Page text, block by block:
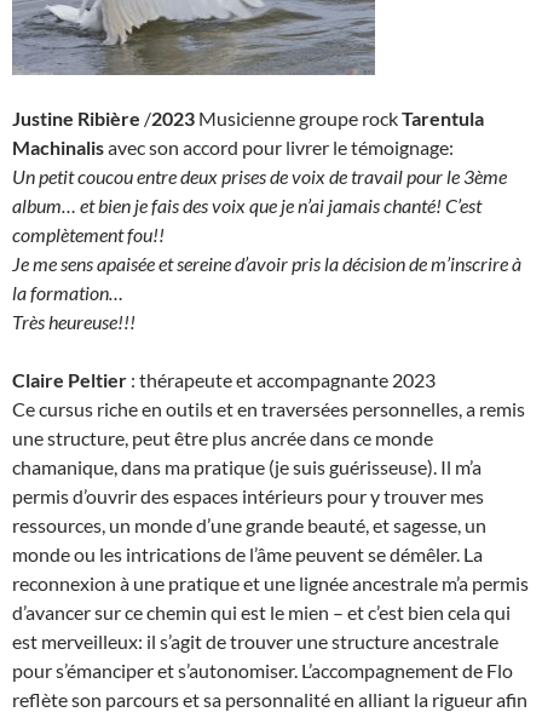
Justine Ribière /2023 Musicienne groupe rockTarentula
Machinalisavec son accord pour livrer le témoignage:
Un petit coucou entre deux prises de voix de travail pour le 3ème
album… et bien je fais des voix que je n’ai jamais chanté! C’est
complètement fou!!
Je me sens apaisée et sereine d’avoir pris la décision de m’inscrire à
la formation…
Très heureuse!!!
Claire Peltier : thérapeute et accompagnante 2023
Ce cursus riche en outils et en traversées personnelles, a remis
une structure, peut être plus ancrée dans ce monde
chamanique, dans ma pratique (je suis guérisseuse). Il m’a
permis d’ouvrir des espaces intérieurs pour y trouver mes
ressources, un monde d’une grande beauté, et sagesse, un
monde ou les intrications de l’âme peuvent se démêler. La
reconnexion à une pratique et une lignée ancestrale m’a permis
d’avancer sur ce chemin qui est le mien – et c’est bien cela qui
est merveilleux: il s’agit de trouver une structure ancestrale
pour s’émanciper et s’autonomiser. L’accompagnement de Flo
reflète son parcours et sa personnalité en alliant la rigueur afin